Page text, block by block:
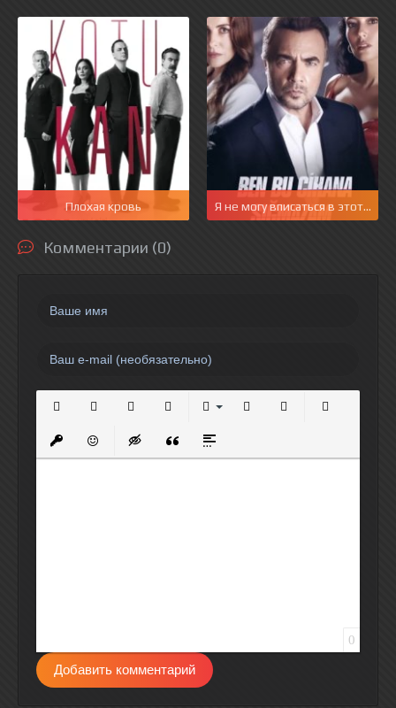
Плохая кровь Я не могу вписаться в этот мир
Комментарии (0)
Вставить защищенную ссылку
Вставить смайлик
Вставка скрытого текста
Вставка цитаты
Вставка спойлера
0
Добавить комментарий